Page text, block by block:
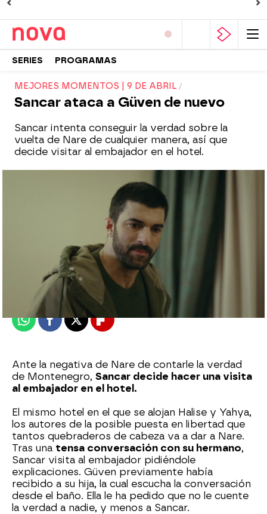
SERIES PROGRAMAS
MEJORES MOMENTOS | 9 DE ABRIL
Sancar ataca a Güven de nuevo
Sancar intenta conseguir la verdad sobre la
vuelta de Nare de cualquier manera, así que
decide visitar al embajador en el hotel.
Madrid
Publicado:10 de abril de 2022, 01:04
WhatsappFacebook
X Flipboard
Ante la negativa de Nare de contarle la verdad
de Montenegro, Sancar decide hacer una visita
al embajador en el hotel.
El mismo hotel en el que se alojan Halise y Yahya,
los autores de la posible puesta en libertad que
tantos quebraderos de cabeza va a dar a Nare.
Tras una tensa conversación con su hermano,
Sancar visita al embajador pidiéndole
explicaciones. Güven previamente había
recibido a su hija, la cual escucha la conversación
desde el baño. Ella le ha pedido que no le cuente
la verdad a nadie, y menos a Sancar.